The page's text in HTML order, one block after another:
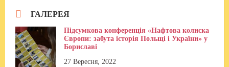
ГАЛЕРЕЯ
Підсумкова конференція «Нафтова колиска
Європи: забута історія Польщі і України» у
Бориславі
27 Вересня, 2022